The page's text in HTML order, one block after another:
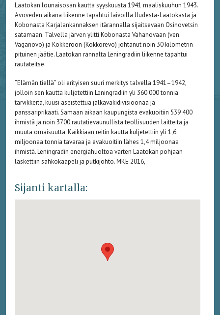
Laatokan lounaisosan kautta syyskuusta 1941 maaliskuuhun 1943.
Avoveden aikana liikenne tapahtui laivoilla Uudesta-Laatokasta ja
Kobonasta Karjalankannaksen itärannalla sijaitsevaan Osinovetsin
satamaan. Talvella järven ylitti Kobonasta Vahanovaan (ven.
Vaganovo) ja Kokkeroon (Kokkorevo) johtanut noin 30 kilometrin
pituinen jäätie. Laatokan rannalta Leningradiin liikenne tapahtui
rautateitse.
”Elämän tiellä” oli erityisen suuri merkitys talvella 1941–1942,
jolloin sen kautta kuljetettiin Leningradiin yli 360 000 tonnia
tarvikkeita, kuusi aseistettua jalkaväkidivisioonaa ja
panssariprikaati. Samaan aikaan kaupungista evakuoitiin 539 400
ihmistä ja noin 3700 rautatievaunullista teollisuuden laitteita ja
muuta omaisuutta. Kaikkiaan reitin kautta kuljetettiin yli 1,6
miljoonaa tonnia tavaraa ja evakuoitiin lähes 1,4 miljoonaa
ihmistä. Leningradin energiahuoltoa varten Laatokan pohjaan
laskettiin sähkökaapeli ja putkijohto. MKE 2016,
Sijanti kartalla: